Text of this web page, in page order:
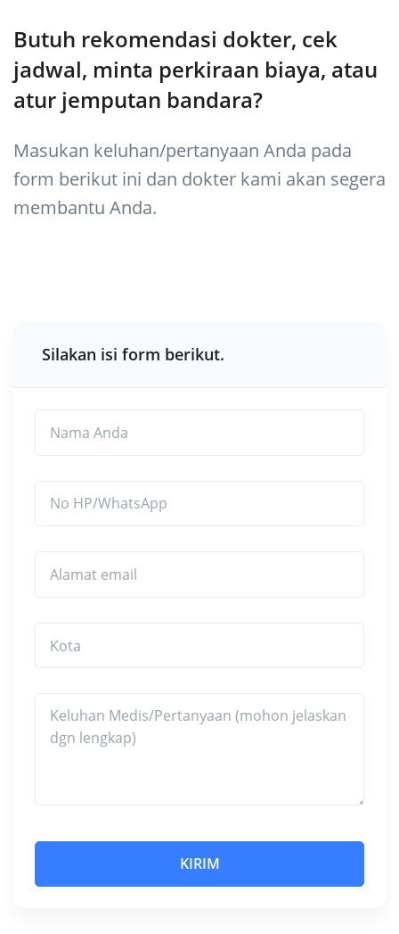
Butuh rekomendasi dokter, cek
jadwal, minta perkiraan biaya, atau
atur jemputan bandara?
Masukan keluhan/pertanyaan Anda pada
form berikut ini dan dokter kami akan segera
membantu Anda.
Silakan isi form berikut.